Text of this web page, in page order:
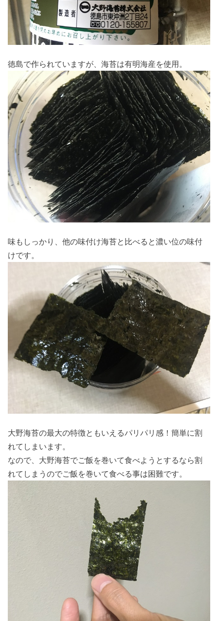
徳島で作られていますが、海苔は有明海産を使用。
味もしっかり、他の味付け海苔と比べると濃い位の味付
けです。
大野海苔の最大の特徴ともいえるパリパリ感！簡単に割
れてしまいます。
なので、大野海苔でご飯を巻いて食べようとするなら割
れてしまうのでご飯を巻いて食べる事は困難です。